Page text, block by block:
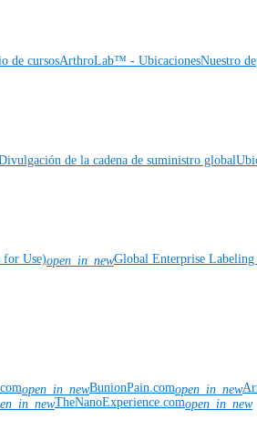
de cursosArthroLab™ - UbicacionesNuestro
de la cadena de suministro global
for Use)open_in_newGlobal Enterprise
open_in_newBunionPain.comopen_in_new
TheNanoExperience.comopen_in_new